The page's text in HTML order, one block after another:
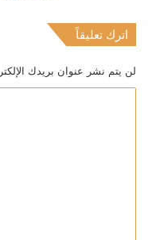
اترك تعليقاً
لن يتم نشر عنوان بريدك